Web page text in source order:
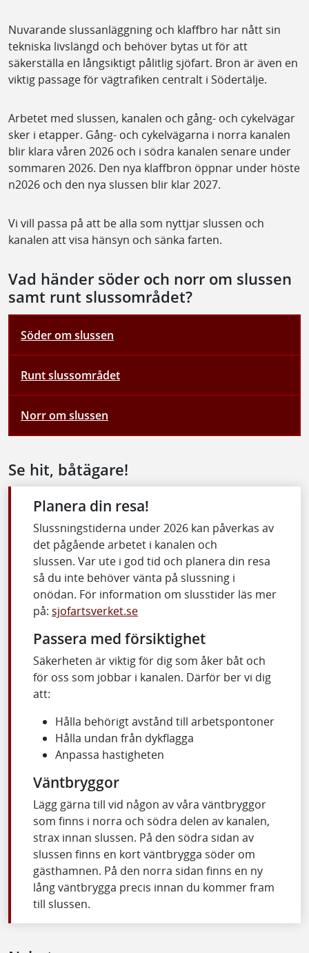
Nuvarande slussanläggning och klaffbro har nått sin
tekniska livslängd och behöver bytas ut för att
säkerställa en långsiktigt pålitlig sjöfart. Bron är även en
viktig passage för vägtrafiken centralt i Södertälje.
Arbetet med slussen, kanalen och gång- och cykelvägar
sker i etapper. Gång- och cykelvägarna i norra kanalen
blir klara våren 2026 och i södra kanalen senare under
sommaren 2026. Den nya klaffbron öppnar under höste
n2026 och den nya slussen blir klar 2027.
Vi vill passa på att be alla som nyttjar slussen och
kanalen att visa hänsyn och sänka farten.
Vad händer söder och norr om slussen
samt runt slussområdet?
Söder om slussen
Runt slussområdet
Norr om slussen
Se hit, båtägare!
Planera din resa!
Slussningstiderna under 2026 kan påverkas av
det pågående arbetet i kanalen och
slussen. Var ute i god tid och planera din resa
så du inte behöver vänta på slussning i
onödan. För information om slusstider läs mer
på: sjofartsverket.se
Passera med försiktighet
Säkerheten är viktig för dig som åker båt och
för oss som jobbar i kanalen. Därför ber vi dig
att:
Hålla behörigt avstånd till arbetspontoner
Hålla undan från dykflagga
Anpassa hastigheten
Väntbryggor
Lägg gärna till vid någon av våra väntbryggor
som finns i norra och södra delen av kanalen,
strax innan slussen. På den södra sidan av
slussen finns en kort väntbrygga söder om
gästhamnen. På den norra sidan finns en ny
lång väntbrygga precis innan du kommer fram
till slussen.